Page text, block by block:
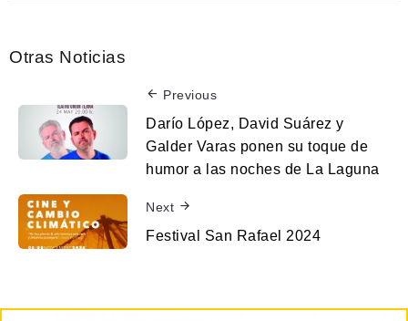
Otras Noticias
Previous
Darío López, David Suárez y
Galder Varas ponen su toque de
humor a las noches de La Laguna
Next
Festival San Rafael 2024